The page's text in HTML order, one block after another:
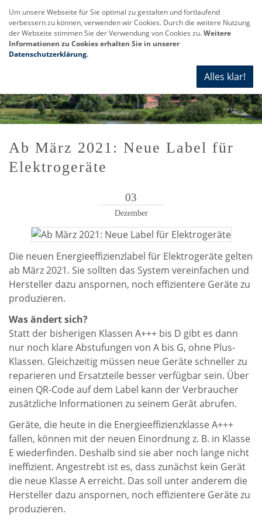
Ab März 2021: Neue Label für
Elektrogeräte
03
Dezember
Die neuen Energieeffizienzlabel für Elektrogeräte gelten
ab März 2021. Sie sollten das System vereinfachen und
Hersteller dazu anspornen, noch effizientere Geräte zu
produzieren.
Was ändert sich?
Statt der bisherigen Klassen A+++ bis D gibt es dann
nur noch klare Abstufungen von A bis G, ohne Plus-
Klassen. Gleichzeitig müssen neue Geräte schneller zu
reparieren und Ersatzteile besser verfügbar sein. Über
einen QR-Code auf dem Label kann der Verbraucher
zusätzliche Informationen zu seinem Gerät abrufen.
Geräte, die heute in die Energieeffizienzklasse A+++
fallen, können mit der neuen Einordnung z. B. in Klasse
E wiederfinden. Deshalb sind sie aber noch lange nicht
ineffizient. Angestrebt ist es, dass zunächst kein Gerät
die neue Klasse A erreicht. Das soll unter anderem die
Hersteller dazu anspornen, noch effizientere Geräte zu
produzieren.
Um unsere Webseite für Sie optimal zu gestalten und fortlaufend
verbessern zu können, verwenden wir Cookies. Durch die weitere Nutzung
der Webseite stimmen Sie der Verwendung von Cookies zu.Weitere
Informationen zu Cookies erhalten Sie in unserer
Datenschutzerklärung.
Alles klar!